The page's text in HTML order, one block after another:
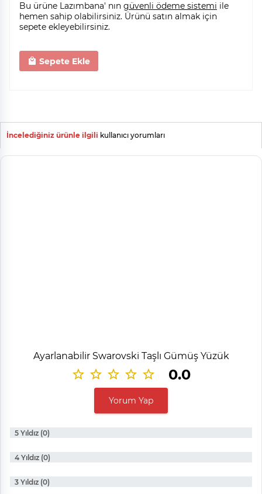
Bu ürüne Lazımbana' nın güvenli ödeme sistemi ile
hemen sahip olabilirsiniz. Ürünü satın almak için
sepete ekleyebilirsiniz.
Sepete Ekle
İncelediğiniz ürünle ilgili kullanıcı yorumları
Ayarlanabilir Swarovski Taşlı Gümüş Yüzük
0.0
Yorum Yap
5 Yıldız (0)
4 Yıldız (0)
3 Yıldız (0)